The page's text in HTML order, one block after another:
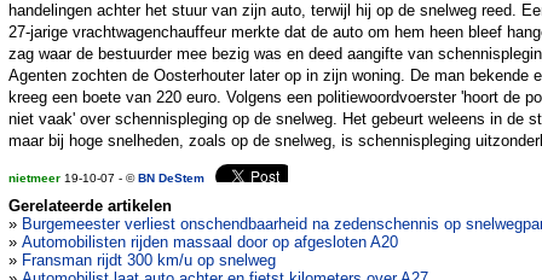
handelingen achter het stuur van zijn auto, terwijl hij op de snelweg reed.
27-jarige vrachtwagenchauffeur merkte dat de auto om hem heen bleef
zag waar de bestuurder mee bezig was en deed aangifte van
Agenten zochten de Oosterhouter later op in zijn woning. De man bekende
kreeg een boete van 220 euro. Volgens een politiewoordvoerster 'hoort de
niet vaak' over schennispleging op de snelweg. Het gebeurt weleens in de
maar bij hoge snelheden, zoals op de snelweg, is schennispleging
nietmeer 19-10-07 - ©BN DeStem
Gerelateerde artikelen
» Burgemeester verliest onschendbaarheid na zedenschennis op
» Automobilisten rijden massaal door op afgesloten A20
» Fransman rijdt 300 km/u op snelweg